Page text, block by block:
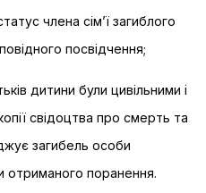
члена сім’ї загиблого
посвідчення;
дитини були цивільними і
свідоцтва про смерть та
загибель особи
отриманого поранення.